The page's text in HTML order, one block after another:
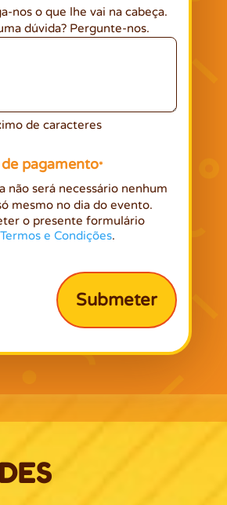
nos o que lhe vai na cabeça.
dúvida? Pergunte-nos.
de caracteres
pagamento*
não será necessário nenhum
mesmo no dia do evento.
o presente formulário
Termos e Condições.